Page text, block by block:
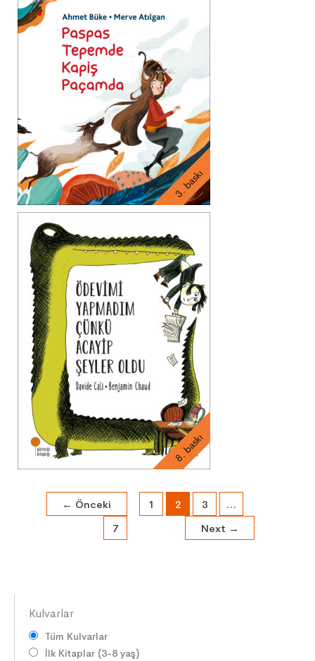
3. baskı
8. baskı
← Önceki 1 2 3
…
7
Next →
Kulvarlar
Tüm Kulvarlar
İlk Kitaplar (3-8 yaş)